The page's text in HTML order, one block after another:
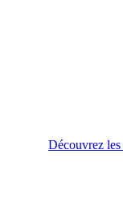
Découvrez les